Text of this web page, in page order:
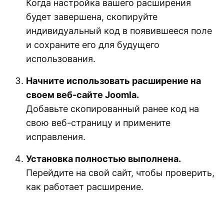
Когда настройка вашего расширения
будет завершена, скопируйте
индивидуальный код в появившееся поле
и сохраните его для будущего
использования.
Начните использовать расширение на
своем веб-сайте Joomla.
Добавьте скопированный ранее код на
свою веб-страницу и примените
исправления.
Установка полностью выполнена.
Перейдите на свой сайт, чтобы проверить,
как работает расширение.